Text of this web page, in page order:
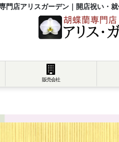
門店アリスガーデン｜開店祝い・
販売会社